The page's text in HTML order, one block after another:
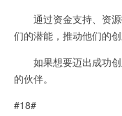
通过资金支持、资源
们的潜能，推动他们的创
如果想要迈出成功创
的伙伴。
#18#